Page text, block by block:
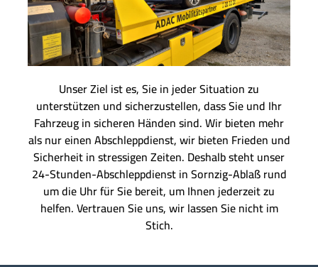
Unser Ziel ist es, Sie in jeder Situation zu
unterstützen und sicherzustellen, dass Sie und Ihr
Fahrzeug in sicheren Händen sind. Wir bieten mehr
als nur einen Abschleppdienst, wir bieten Frieden und
Sicherheit in stressigen Zeiten. Deshalb steht unser
24-Stunden-Abschleppdienst in Sornzig-Ablaß rund
um die Uhr für Sie bereit, um Ihnen jederzeit zu
helfen. Vertrauen Sie uns, wir lassen Sie nicht im
Stich.